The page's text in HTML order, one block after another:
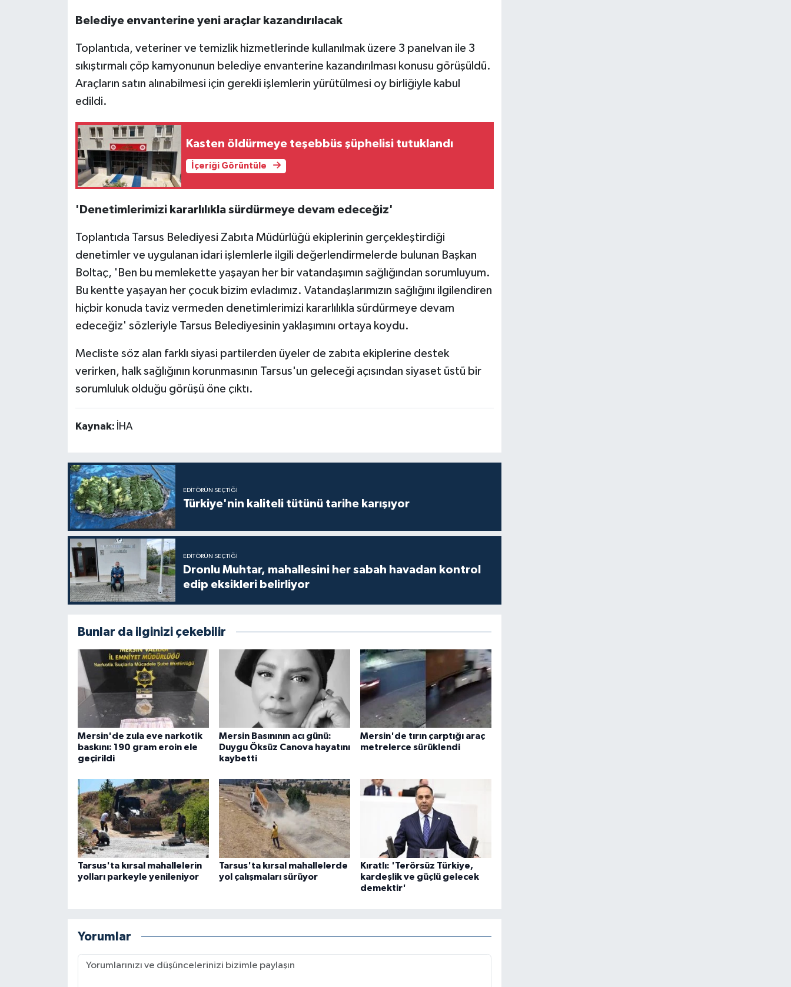
Belediye envanterine yeni araçlar kazandırılacak
Toplantıda, veteriner ve temizlik hizmetlerinde kullanılmak üzere 3 panelvan ile 3
sıkıştırmalı çöp kamyonunun belediye envanterine kazandırılması konusu görüşüldü.
Araçların satın alınabilmesi için gerekli işlemlerin yürütülmesi oy birliğiyle kabul
edildi.
Kasten öldürmeye teşebbüs şüphelisi tutuklandı
İçeriği Görüntüle
'Denetimlerimizi kararlılıkla sürdürmeye devam edeceğiz'
Toplantıda Tarsus Belediyesi Zabıta Müdürlüğü ekiplerinin gerçekleştirdiği
denetimler ve uygulanan idari işlemlerle ilgili değerlendirmelerde bulunan Başkan
Boltaç, 'Ben bu memlekette yaşayan her bir vatandaşımın sağlığından sorumluyum.
Bu kentte yaşayan her çocuk bizim evladımız. Vatandaşlarımızın sağlığını ilgilendiren
hiçbir konuda taviz vermeden denetimlerimizi kararlılıkla sürdürmeye devam
edeceğiz' sözleriyle Tarsus Belediyesinin yaklaşımını ortaya koydu.
Mecliste söz alan farklı siyasi partilerden üyeler de zabıta ekiplerine destek
verirken, halk sağlığının korunmasının Tarsus'un geleceği açısından siyaset üstü bir
sorumluluk olduğu görüşü öne çıktı.
Kaynak: İHA
EDITÖRÜN SEÇTIĞI
Türkiye'nin kaliteli tütünü tarihe karışıyor
EDITÖRÜN SEÇTIĞI
Dronlu Muhtar, mahallesini her sabah havadan kontrol
edip eksikleri belirliyor
Bunlar da ilginizi çekebilir
Mersin'de zula eve narkotik
baskını: 190 gram eroin ele
geçirildi
Mersin Basınının acı günü:
Duygu Öksüz Canova hayatını
kaybetti
Mersin'de tırın çarptığı araç
metrelerce sürüklendi
Tarsus'ta kırsal mahallelerin
yolları parkeyle yenileniyor
Tarsus'ta kırsal mahallelerde
yol çalışmaları sürüyor
Kıratlı: 'Terörsüz Türkiye,
kardeşlik ve güçlü gelecek
demektir'
Yorumlar